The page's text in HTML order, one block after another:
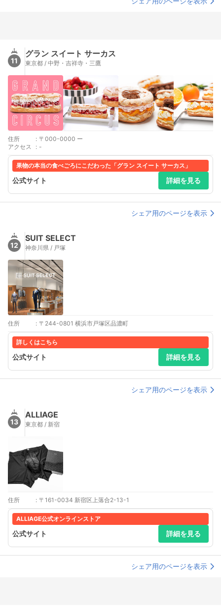
11
グラン スイート サーカス
東京都 / 中野・吉祥寺・三鷹
住所 : 〒000-0000 ー
アクセス
: -
果物の本当の食べごろにこだわった「グラン スイート サーカス」
公式サイト 詳細を見る
シェア用のページを表示
12
SUIT SELECT
神奈川県 / 戸塚
住所 : 〒244-0801 横浜市戸塚区品濃町
詳しくはこちら
公式サイト 詳細を見る
シェア用のページを表示
13
ALLIAGE
東京都 / 新宿
住所 : 〒161-0034 新宿区上落合2-13-1
ALLIAGE公式オンラインストア
公式サイト 詳細を見る
シェア用のページを表示